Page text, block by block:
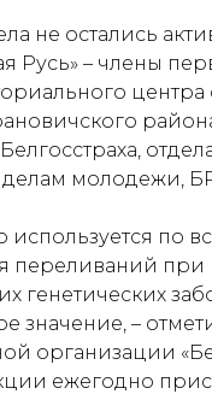
не остались
Русь» – члены
центра
делам молодежи,
по
переливаний при
генетических
значение, –
организации
ежегодно